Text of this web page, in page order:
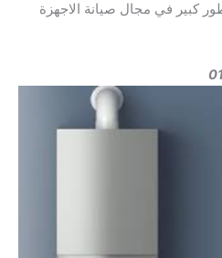
كبير في مجال صيانة الاجهزة